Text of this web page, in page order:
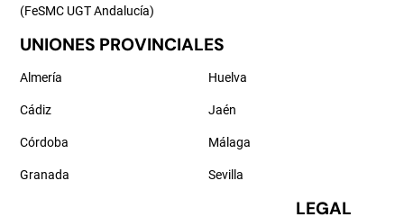
(FeSMC UGT Andalucía)
UNIONES PROVINCIALES
Almería
Cádiz
Córdoba
Granada
Huelva
Jaén
Málaga
Sevilla
LEGAL